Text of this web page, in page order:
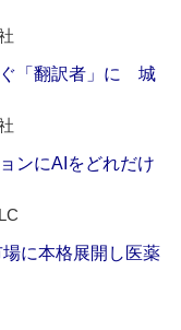
ぐ「翻訳者」に 城
ンにAIをどれだけ
に本格展開し医薬